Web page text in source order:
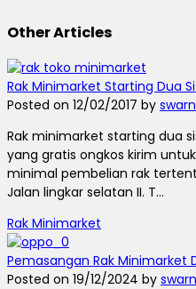
Other Articles
Rak Minimarket Starting Dua
Posted on 12/02/2017 by
Rak minimarket starting dua
yang gratis ongkos kirim
minimal pembelian rak
Jalan lingkar selatan II. T...
Rak Minimarket
Pemasangan Rak Minimarket
Posted on 19/12/2024 by